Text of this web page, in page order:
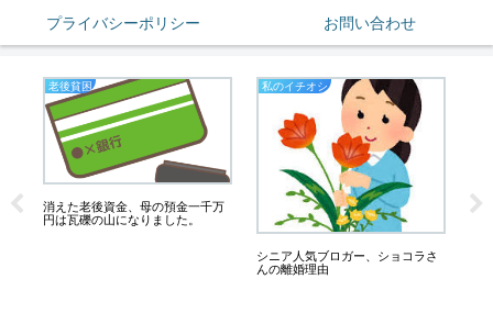
プライバシーポリシー お問い合わせ
老後貧困
消えた老後資金、母の預金一千万
円は瓦礫の山になりました。
私のイチオシ
シニア人気ブロガー、ショコラさ
んの離婚理由
業